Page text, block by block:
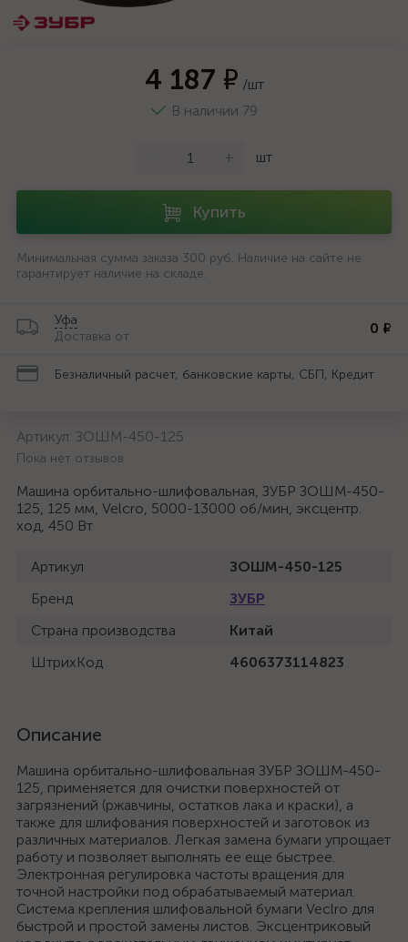
4 187 ₽ /шт
В наличии 79
+ шт
Купить
Минимальная сумма заказа 300 руб. Наличие на сайте не
гарантирует наличие на складе.
Уфа
Доставка от
0 ₽
Безналичный расчет, банковские карты, СБП, Кредит
Артикул: ЗОШМ-450-125
Пока нет отзывов
Машина орбитально-шлифовальная, ЗУБР ЗОШМ-450-
125, 125 мм, Velcro, 5000-13000 об/мин, эксцентр.
ход, 450 Вт
Артикул
ЗОШМ-450-125
Бренд
ЗУБР
Страна производства
Китай
ШтрихКод
4606373114823
Описание
Машина орбитально-шлифовальная ЗУБР ЗОШМ-450-
125, применяется для очистки поверхностей от
загрязнений (ржавчины, остатков лака и краски), а
также для шлифования поверхностей и заготовок из
различных материалов. Легкая замена бумаги упрощает
работу и позволяет выполнять ее еще быстрее.
Электронная регулировка частоты вращения для
точной настройки под обрабатываемый материал.
Система крепления шлифовальной бумаги Veclro для
быстрой и простой замены листов. Эксцентриковый